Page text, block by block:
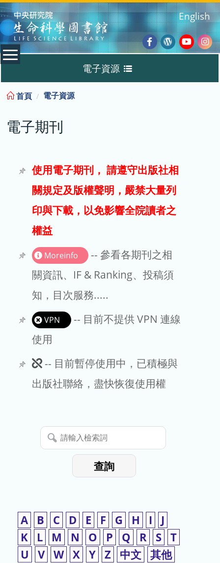
:::
Facebook
Wordpress
English
電子資源
電子期刊
試用
文章處理費
EndNote
首頁 電子資源
電子期刊
使用電子期刊， 請遵守出版社相
關規定及版權聲明，嚴禁大量列
印與下載，以免影響全院讀者之
權益
Moreinfo
-- 參看各期刊之相
關資訊、IF & Ranking、投稿須
知，目次服務.....
VPN
-- 目前不提供 VPN 連線
使用
此
期
暫
停
-- 目前暫停使用中，已積極與
出版社聯絡，盡快恢復使用權
請
輸
查詢
A B C D E F G H I
J
K
L M N O P Q R S T
U
V W X Y Z 中文 其他